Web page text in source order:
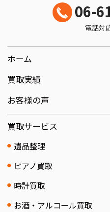
06-
電話対
ホーム
買取実績
お客様の声
買取サービス
遺品整理
ピアノ買取
時計買取
お酒・アルコール買取